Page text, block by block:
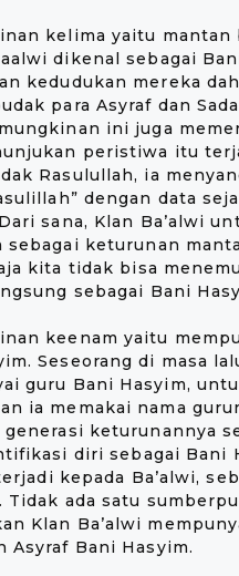
kelima yaitu mantan
dikenal sebagai
kedudukan mereka
para Asyraf dan
ini juga
peristiwa itu
Rasulullah, ia
dengan data
sana, Klan Ba’alwi
sebagai keturunan
kita tidak bisa
sebagai Bani
keenam yaitu
Seseorang di masa
guru Bani Hasyim,
ia memakai nama
generasi keturunannya
diri sebagai Bani
kepada Ba’alwi,
Tidak ada satu
Klan Ba’alwi
Asyraf Bani Hasyim.